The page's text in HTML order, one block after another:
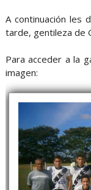
A continuación les
tarde, gentileza de
Para acceder a la
imagen: